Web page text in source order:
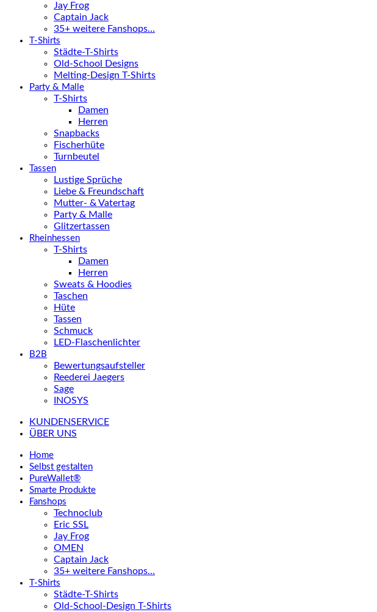
Jay Frog
Captain Jack
35+ weitere Fanshops…
T-Shirts
Städte-T-Shirts
Old-School Designs
Melting-Design T-Shirts
Party & Malle
T-Shirts
Damen
Herren
Snapbacks
Fischerhüte
Turnbeutel
Tassen
Lustige Sprüche
Liebe & Freundschaft
Mutter- & Vatertag
Party & Malle
Glitzertassen
Rheinhessen
T-Shirts
Damen
Herren
Sweats & Hoodies
Taschen
Hüte
Tassen
Schmuck
LED-Flaschenlichter
B2B
Bewertungsaufsteller
Reederei Jaegers
Sage
INOSYS
KUNDENSERVICE
ÜBER UNS
Home
Selbst gestalten
PureWallet®
Smarte Produkte
Fanshops
Technoclub
Eric SSL
Jay Frog
OMEN
Captain Jack
35+ weitere Fanshops…
T-Shirts
Städte-T-Shirts
Old-School-Design T-Shirts